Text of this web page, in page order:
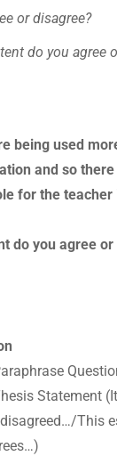
or disagree?
do you agree
being used
and so there
for the teacher
do you agree or
Statement
This